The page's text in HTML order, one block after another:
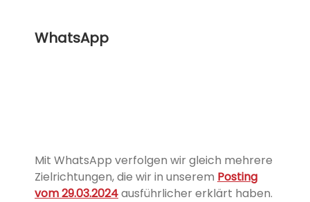
WhatsApp
Mit WhatsApp verfolgen wir gleich mehrere
Zielrichtungen, die wir in unserem Posting
vom 29.03.2024ausführlicher erklärt haben.